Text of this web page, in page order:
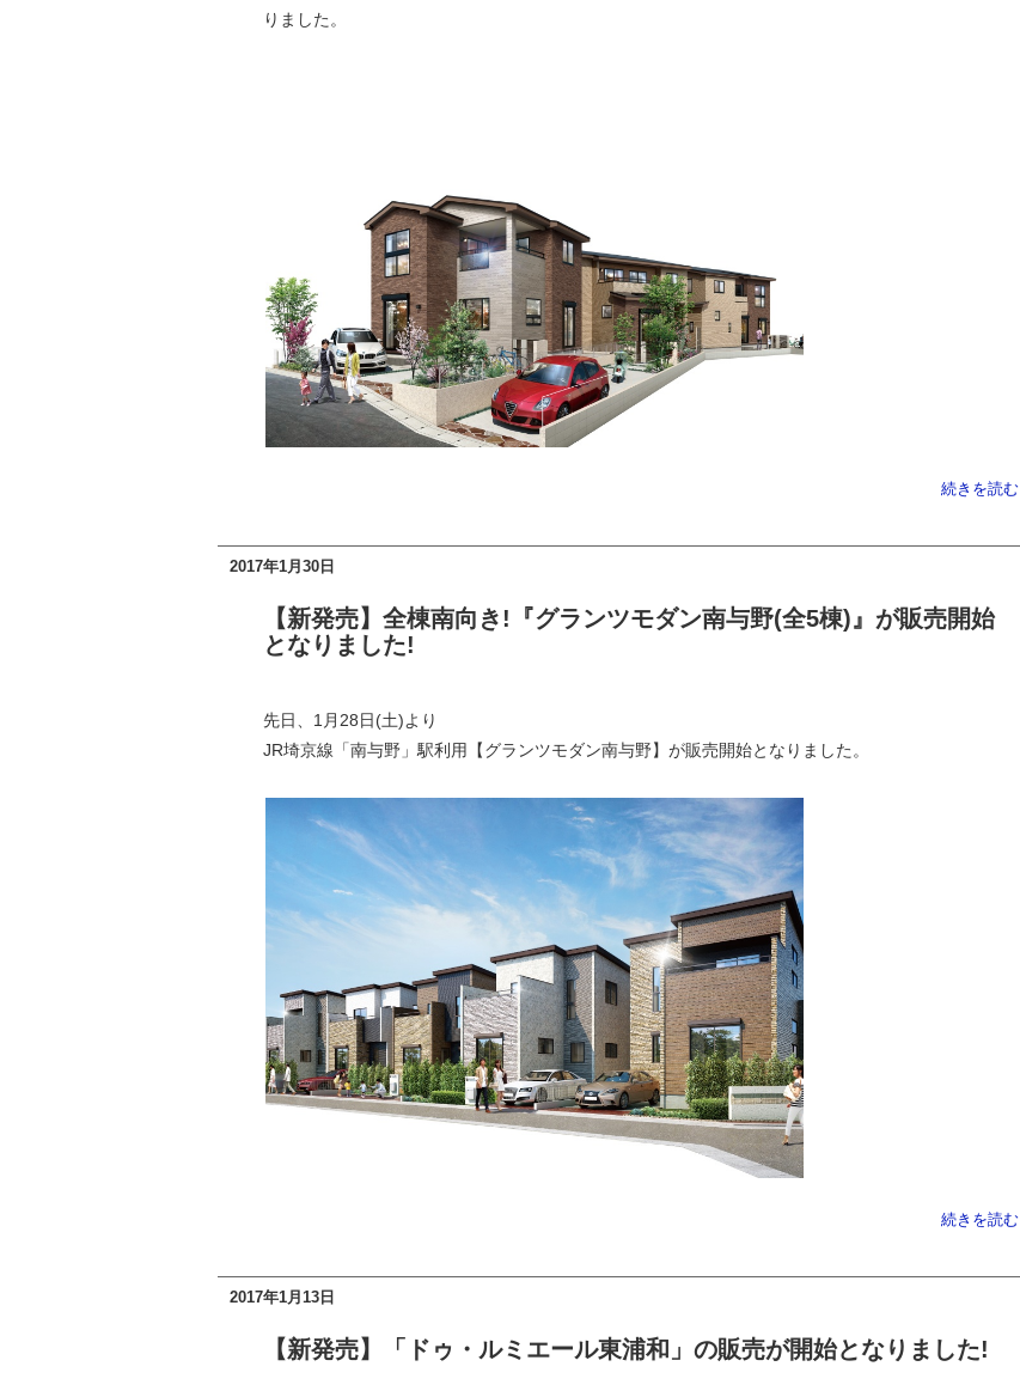
りました。
続きを読む
2017年1月30日
【新発売】全棟南向き!『グランツモダン南与野(全5棟)』が販売開始
となりました!
先日、1月28日(土)より
JR埼京線「南与野」駅利用【グランツモダン南与野】が販売開始となりました。
続きを読む
2017年1月13日
【新発売】「ドゥ・ルミエール東浦和」の販売が開始となりました!